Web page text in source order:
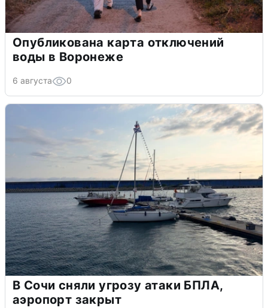
Опубликована карта отключений
воды в Воронеже
6 августа 0
В Сочи сняли угрозу атаки БПЛА,
аэропорт закрыт